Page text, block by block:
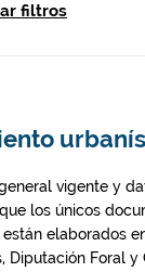
filtros
vigente y
los únicos
elaborados
Diputación Foral